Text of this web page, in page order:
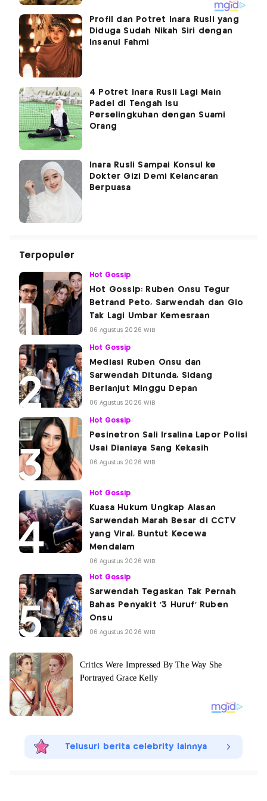
Profil dan Potret Inara Rusli yang
Diduga Sudah Nikah Siri dengan
Insanul Fahmi
4 Potret Inara Rusli Lagi Main
Padel di Tengah Isu
Perselingkuhan dengan Suami
Orang
Inara Rusli Sampai Konsul ke
Dokter Gizi Demi Kelancaran
Berpuasa
Terpopuler
Hot Gossip
Hot Gossip: Ruben Onsu Tegur
Betrand Peto, Sarwendah dan Gio
Tak Lagi Umbar Kemesraan
06 Agustus 2026 WIB
Hot Gossip
Mediasi Ruben Onsu dan
Sarwendah Ditunda, Sidang
Berlanjut Minggu Depan
06 Agustus 2026 WIB
Hot Gossip
Pesinetron Sali Irsalina Lapor Polisi
Usai Dianiaya Sang Kekasih
06 Agustus 2026 WIB
Hot Gossip
Kuasa Hukum Ungkap Alasan
Sarwendah Marah Besar di CCTV
yang Viral, Buntut Kecewa
Mendalam
06 Agustus 2026 WIB
Hot Gossip
Sarwendah Tegaskan Tak Pernah
Bahas Penyakit '3 Huruf' Ruben
Onsu
06 Agustus 2026 WIB
Telusuri berita celebrity lainnya